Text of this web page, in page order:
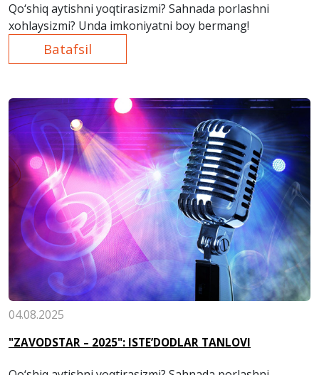
Qo‘shiq aytishni yoqtirasizmi? Sahnada porlashni
xohlaysizmi? Unda imkoniyatni boy bermang!
Batafsil
04.08.2025
"ZAVODSTAR – 2025": ISTE’DODLAR TANLOVI